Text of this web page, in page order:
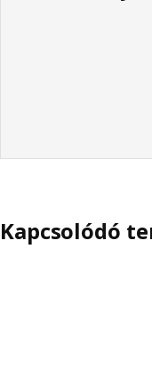
Kapcsolódó